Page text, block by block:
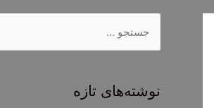
جنوشته‌های تازه